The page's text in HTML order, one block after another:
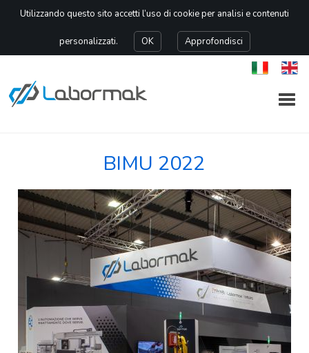
Utilizzando questo sito accetti l’uso di cookie per analisi e contenuti
personalizzati. OK Approfondisci
BIMU 2022